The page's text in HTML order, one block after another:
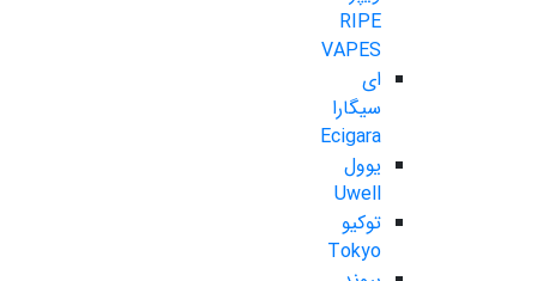
RIPE
VAPES
ای
سیگارا
Ecigara
یوول
Uwell
توکیو
Tokyo